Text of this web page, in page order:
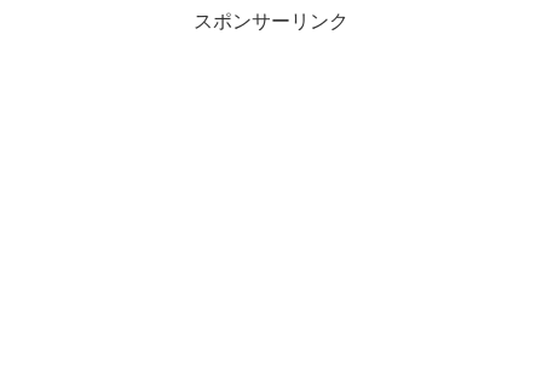
スポンサーリンク